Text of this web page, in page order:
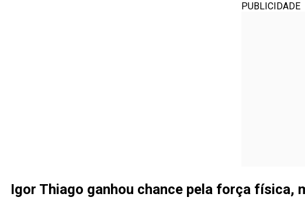
PUBLICIDADE
Igor Thiago ganhou chance pela força física,